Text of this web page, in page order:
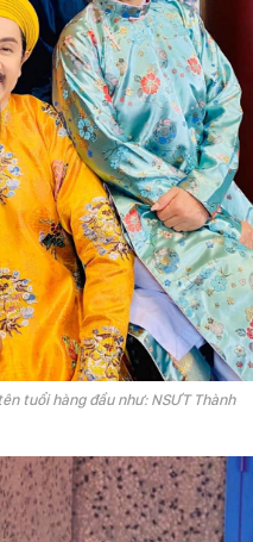
tuổi hàng đầu như: NSƯT Thành